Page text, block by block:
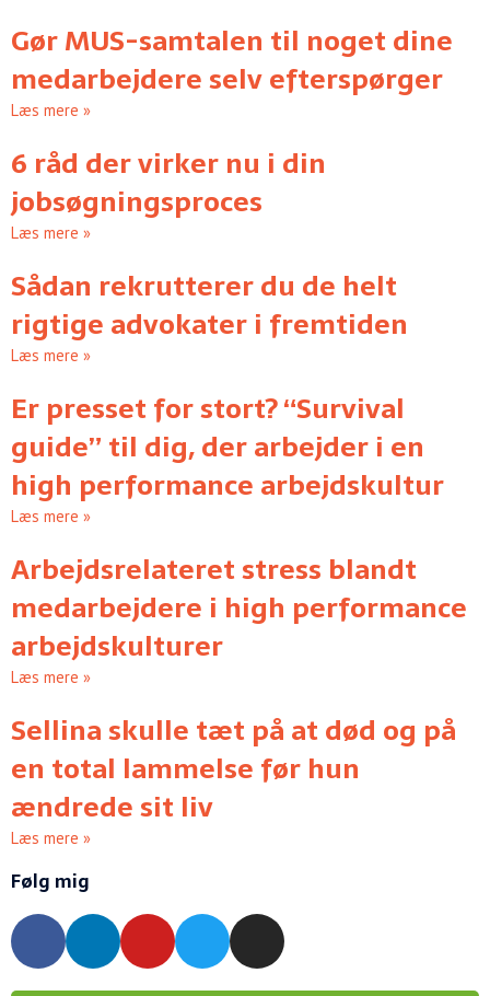
Gør MUS-samtalen til noget dine
medarbejdere selv efterspørger
Læs mere »
6 råd der virker nu i din
jobsøgningsproces
Læs mere »
Sådan rekrutterer du de helt
rigtige advokater i fremtiden
Læs mere »
Er presset for stort? “Survival
guide” til dig, der arbejder i en
high performance arbejdskultur
Læs mere »
Arbejdsrelateret stress blandt
medarbejdere i high performance
arbejdskulturer
Læs mere »
Sellina skulle tæt på at død og på
en total lammelse før hun
ændrede sit liv
Læs mere »
Følg mig
F
c
L
n
Y
u
T
w
i
I
s